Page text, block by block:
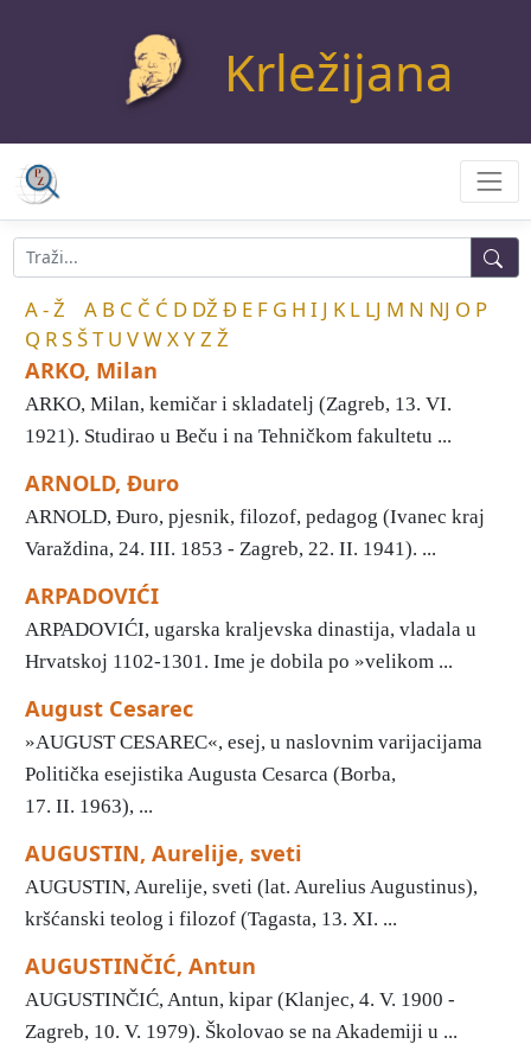
Krležijana
A - Ž A B C Č Ć D DŽ Đ E F G H I J K L LJ M N NJ O P
Q RSŠT U VWXYZ Ž
ARKO, Milan
ARKO, Milan, kemičar i skladatelj (Zagreb, 13. VI.
1921). Studirao u Beču i na Tehničkom fakultetu ...
ARNOLD, Đuro
ARNOLD, Đuro, pjesnik, filozof, pedagog (Ivanec kraj
Varaždina, 24. III. 1853 - Zagreb, 22. II. 1941). ...
ARPADOVIĆI
ARPADOVIĆI, ugarska kraljevska dinastija, vladala u
Hrvatskoj 1102-1301. Ime je dobila po »velikom ...
August Cesarec
»AUGUST CESAREC«, esej, u naslovnim varijacijama
Politička esejistika Augusta Cesarca (Borba,
17. II. 1963), ...
AUGUSTIN, Aurelije, sveti
AUGUSTIN, Aurelije, sveti (lat. Aurelius Augustinus),
kršćanski teolog i filozof (Tagasta, 13. XI. ...
AUGUSTINČIĆ, Antun
AUGUSTINČIĆ, Antun, kipar (Klanjec, 4. V. 1900 -
Zagreb, 10. V. 1979). Školovao se na Akademiji u ...